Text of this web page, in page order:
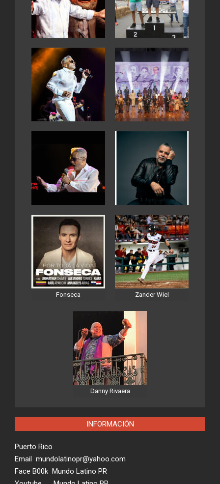
Fonseca Zander Wiel
Danny Rivaera
INFORMACIÓN
Puerto Rico
Email mundolatinopr@yahoo.com
Face B00k Mundo Latino PR